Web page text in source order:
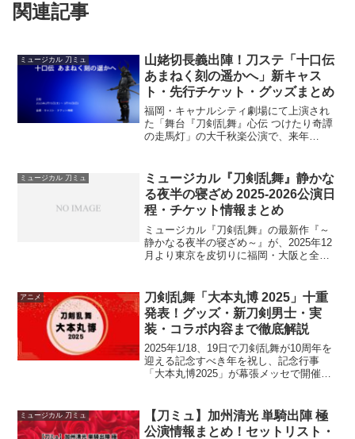
関連記事
ミュージカル 刀ミュ
山姥切長義出陣！刀ステ「十口伝
あまねく刻の遥かへ」新キャス
ト・先行チケット・グッズまとめ
福岡・キャナルシティ劇場にて上演され
た「舞台『刀剣乱舞』心伝 つけたり奇譚
の走馬灯」の大千秋楽公演で、来年
されるのは、「十口伝 あまねく刻の遥か
へ」刀ステシリー...
ミュージカル 刀ミュ
ミュージカル『刀剣乱舞』静かな
る夜半の寝ざめ 2025-2026公演日
程・チケット情報まとめ
ミュージカル『刀剣乱舞』の最新作『～
静かなる夜半の寝ざめ～』が、2025年12
月より東京を皮切りに福岡・大阪と全国3
広、へし切長谷部、山姥切長義ら刀剣男
士に加え、足利尊氏...
アニメ
刀剣乱舞「大本丸博 2025」十重
発表！グッズ・新刀剣男士・実
装・コラボ内容まで徹底解説
2025年1/18、19日で刀剣乱舞が10周年を
迎える記念すべき年を祝し、記念行事
「大本丸博2025」が幕張メッセで開催さ
最新情報やコラボ企画、特別な実装内容
を解説し...
ミュージカル 刀ミュ
【刀ミュ】加州清光 単騎出陣 極
公演情報まとめ！セットリスト・